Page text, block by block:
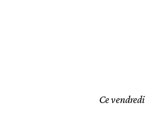
Ce vendredi